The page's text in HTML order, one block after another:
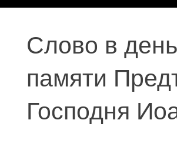
Слово в день
памяти
Господня